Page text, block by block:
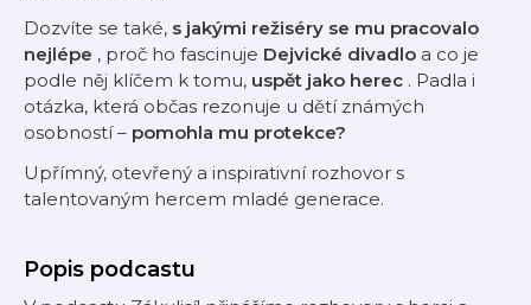
Dozvíte se také, s jakými režiséry se mu pracovalo
nejlépe , proč ho fascinuje Dejvické divadlo a co je
podle něj klíčem k tomu, uspět jako herec . Padla i
otázka, která občas rezonuje u dětí známých
osobností – pomohla mu protekce?
Upřímný, otevřený a inspirativní rozhovor s
talentovaným hercem mladé generace.
Popis podcastu